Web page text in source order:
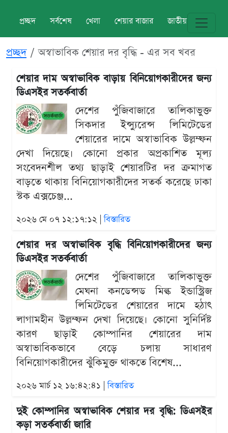
প্রচ্ছদ সর্বশেষ খেলা শেয়ার বাজার জাতীয় বিশ্ব
প্রচ্ছদ অস্বাভাবিক শেয়ার দর বৃদ্ধি - এর সব খবর
শেয়ার দাম অস্বাভাবিক বাড়ায় বিনিয়োগকারীদের জন্য
ডিএসইর সতর্কবার্তা
দেশের পুঁজিবাজারে তালিকাভুক্ত
সিকদার ইন্স্যুরেন্স লিমিটেডের
শেয়ারের দামে অস্বাভাবিক উল্লম্ফন
দেখা দিয়েছে। কোনো প্রকার অপ্রকাশিত মূল্য
সংবেদনশীল তথ্য ছাড়াই শেয়ারটির দর ক্রমাগত
বাড়তে থাকায় বিনিয়োগকারীদের সতর্ক করেছে ঢাকা
স্টক এক্সচেঞ্জ...
২০২৬ মে ০৭ ১২:১৭:১২ |বিস্তারিত
শেয়ার দর অস্বাভাবিক বৃদ্ধি বিনিয়োগকারীদের জন্য
ডিএসইর সতর্কবার্তা
দেশের পুঁজিবাজারে তালিকাভুক্ত
মেঘনা কনডেন্সড মিল্ক ইন্ডাস্ট্রিজ
লিমিটেডের শেয়ারের দামে হঠাৎ
লাগামহীন উল্লম্ফন দেখা দিয়েছে। কোনো সুনির্দিষ্ট
কারণ ছাড়াই কোম্পানির শেয়ারের দাম
অস্বাভাবিকভাবে বেড়ে চলায় সাধারণ
বিনিয়োগকারীদের ঝুঁকিমুক্ত থাকতে বিশেষ...
২০২৬ মার্চ ১২ ১৬:৪২:৪১ |বিস্তারিত
দুই কোম্পানির অস্বাভাবিক শেয়ার দর বৃদ্ধি: ডিএসইর
কড়া সতর্কবার্তা জারি